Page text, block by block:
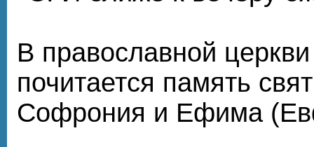
В православной
почитается память
Софрония и Ефима